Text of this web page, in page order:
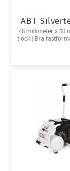
ABT
48 millimeter x 50
tjock | Bra